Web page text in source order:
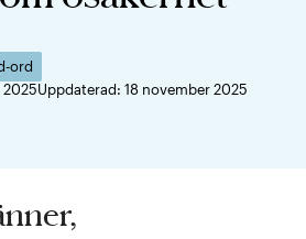
ord
2025Uppdaterad: 18 november 2025